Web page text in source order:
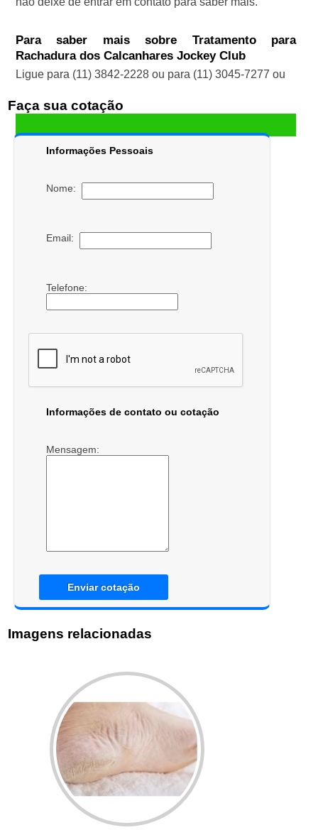
Para saber mais sobre Tratamento para
Rachadura dos Calcanhares Jockey Club
Ligue para (11) 3842-2228ou para (11) 3045-7277 ou
Faça sua cotação
Informações Pessoais
Nome:
Email:
Telefone:
Informações de contato ou cotação
Mensagem:
Enviar cotação
Imagens relacionadas